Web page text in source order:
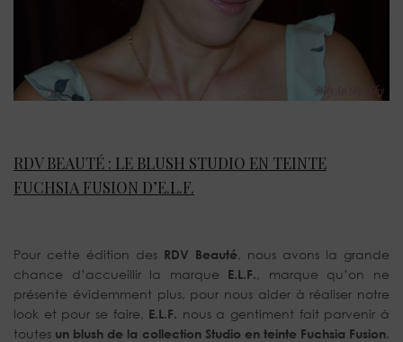
RDV BEAUTÉ : LE BLUSH STUDIO EN TEINTE
FUCHSIA FUSION D’E.L.F.
Pour cette édition des RDV Beauté, nous avons la grande
chance d’accueillir la marque E.L.F., marque qu’on ne
présente évidemment plus, pour nous aider à réaliser notre
look et pour se faire, E.L.F. nous a gentiment fait parvenir à
toutes un blush de la collection Studio en teinte Fuchsia Fusion.